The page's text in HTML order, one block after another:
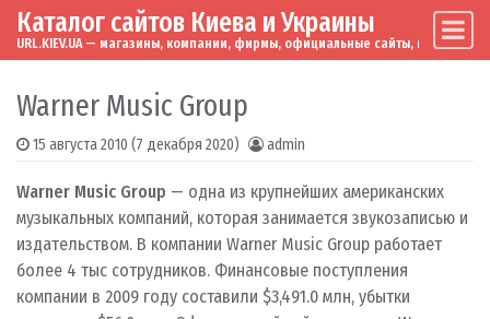
Skip to content
Main Navigation
Каталог сайтов Киева и Украины
URL.KIEV.UA — магазины, компании, фирмы, официальные сайты, мировые
Warner Music Group
15 августа 2010 (7 декабря 2020) admin
Warner Music Group — одна из крупнейших американских
музыкальных компаний, которая занимается звукозаписью и
издательством. В компании Warner Music Group работает
более 4 тыс сотрудников. Финансовые поступления
компании в 2009 году составили $3,491.0 млн, убытки